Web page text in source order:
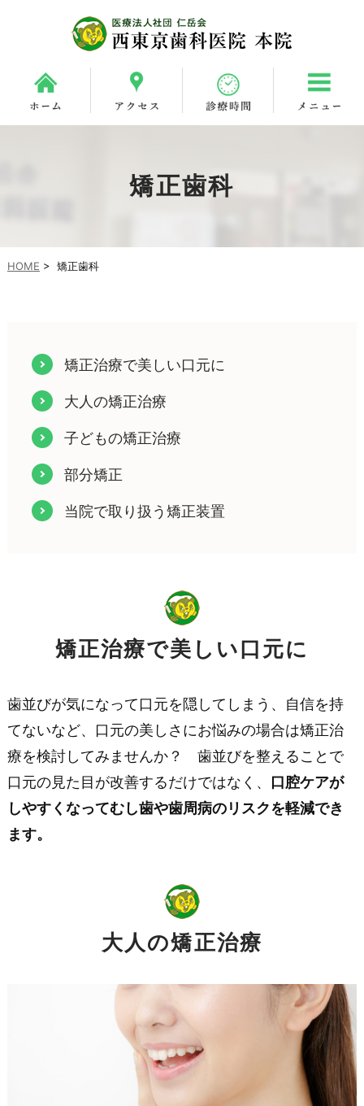
矯正歯科
HOME > 矯正歯科
矯正治療で美しい口元に
大人の矯正治療
子どもの矯正治療
部分矯正
当院で取り扱う矯正装置
矯正治療で美しい口元に
歯並びが気になって口元を隠してしまう、自信を持
てないなど、口元の美しさにお悩みの場合は矯正治
療を検討してみませんか？ 歯並びを整えることで
口元の見た目が改善するだけではなく、 口腔ケアが
しやすくなってむし歯や歯周病のリスクを軽減でき
ます。
大人の矯正治療